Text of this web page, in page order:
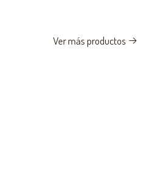
Ver más productos